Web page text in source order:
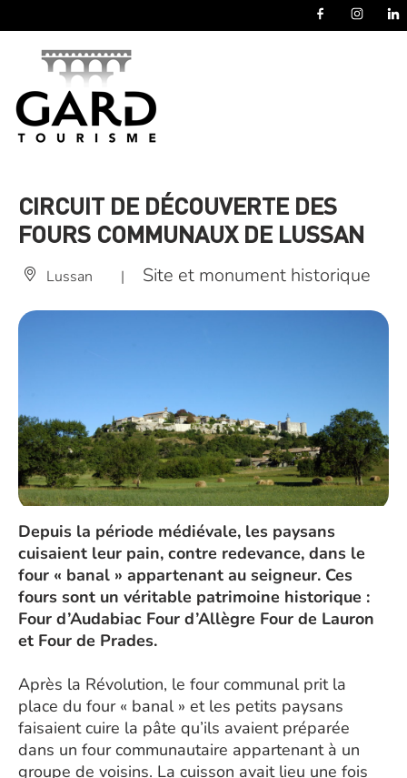
CIRCUIT DE DÉCOUVERTE DES
FOURS COMMUNAUX DE LUSSAN
Lussan | Site et monument historique
Depuis la période médiévale, les paysans
cuisaient leur pain, contre redevance, dans le
four « banal » appartenant au seigneur. Ces
fours sont un véritable patrimoine historique :
Four d’Audabiac Four d’Allègre Four de Lauron
et Four de Prades.
Après la Révolution, le four communal prit la
place du four « banal » et les petits paysans
faisaient cuire la pâte qu’ils avaient préparée
dans un four communautaire appartenant à un
groupe de voisins. La cuisson avait lieu une fois